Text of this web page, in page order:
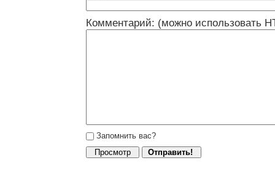
Комментарий: (можно использовать
Запомнить вас?